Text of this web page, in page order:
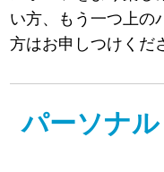
い方、もう一つ上の
方はお申しつけくだ
パーソナ